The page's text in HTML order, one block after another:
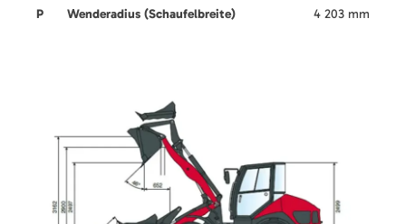
P Wenderadius (Schaufelbreite) 4 203 mm